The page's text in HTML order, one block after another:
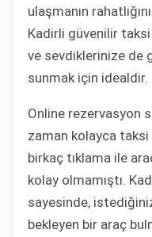
ulaşmanın
Kadirli güvenilir
ve sevdiklerinize de
sunmak için idealdir.
Online rezervasyon
zaman kolayca
birkaç tıklama ile
kolay olmamıştı.
sayesinde,
bekleyen bir araç